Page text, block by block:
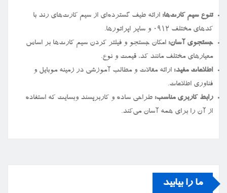
تنوع سیم کارت‌ها: ارائه طیف گسترده‌ای از سیم کارت‌های رند با
کدهای مختلف ۰۹۱۲ و سایر اپراتورها.
جستجوی آسان: امکان جستجو و فیلتر کردن سیم کارت‌ها بر اساس
معیارهای مختلف مانند کد، قیمت و نوع.
اطلاعات مفید: ارائه مقالات و مطالب آموزشی در زمینه موبایل و
فناوری اطلاعات.
رابط کاربری مناسب: طراحی ساده و کاربرپسند وبسایت که استفاده
از آن را برای همه آسان می‌کند.
ما را بیابید